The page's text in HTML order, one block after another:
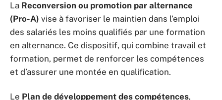
La Reconversion ou promotion par alternance
(Pro-A) vise à favoriser le maintien dans l’emploi
des salariés les moins qualifiés par une formation
en alternance. Ce dispositif, qui combine travail et
formation, permet de renforcer les compétences
et d’assurer une montée en qualification.
Le Plan de développement des compétences,